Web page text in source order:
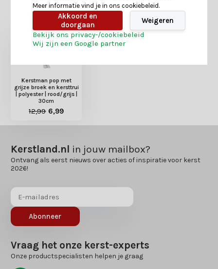
Heb je nog interesse in deze recent bekeken
Kerstman pop met
grijze broek en kersttrui
| polyester | rood/grijs |
30cm
12,99 6,99
Kerstland.nl in jouw mailbox?
Ontvang als eerst nieuws over acties of inspiratie voor kerst
2026!
Abonneer
Vraag het onze kerst-experts
Onze productspecialisten helpen je graag
Meer informatie vind je in ons cookiebeleid.
Akkoord en
doorgaan
Weigeren
Bekijk ons privacy-/cookiebeleid
Wij zijn een Google partner